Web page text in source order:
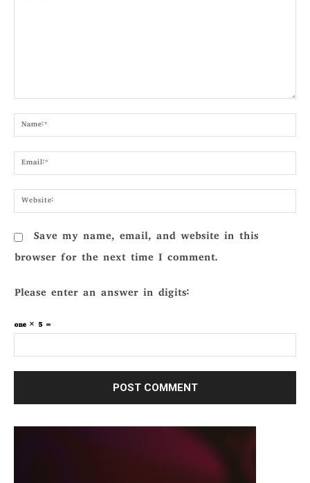
Save my name, email, and website in this
browser for the next time I comment.
Please enter an answer in digits:
one × 5 =